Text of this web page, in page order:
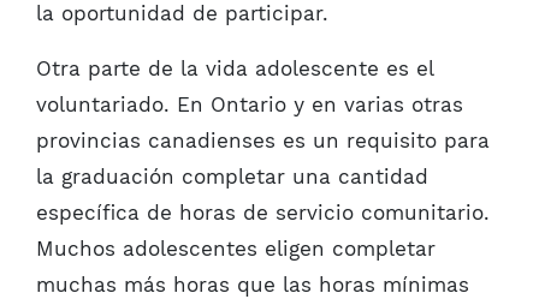
la oportunidad de participar.
Otra parte de la vida adolescente es el
voluntariado. En Ontario y en varias otras
provincias canadienses es un requisito para
la graduación completar una cantidad
específica de horas de servicio comunitario.
Muchos adolescentes eligen completar
muchas más horas que las horas mínimas